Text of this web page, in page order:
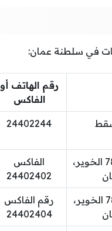
في سلطنة عمان:
رقم الهاتف أو
الفاكس
24402244
رقم صندوق البريد: 787/133 الخوير،
الفاكس
24402402
رقم صندوق البريد 787/133 الخوير،
رقم الفاكس
24402404